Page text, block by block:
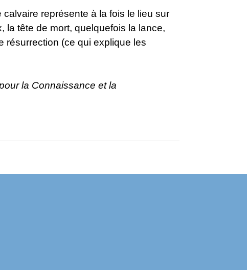
représente à la fois le lieu sur
la tête de mort, quelquefois la lance,
résurrection (ce qui explique les
la Connaissance et la